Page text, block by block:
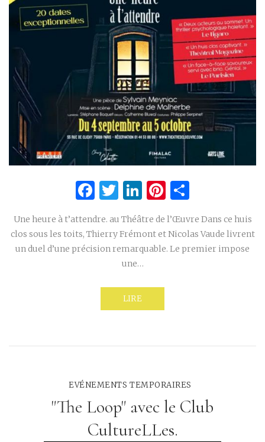
Facebook
Twitter
LinkedIn
Pinterest
Une heure à t’attendre. au Théâtre de l’Œuvre Dans ce huis
clos sous les toits, Thierry Frémont et Nicolas Vaude livrent
un duel d’une précision remarquable. Le premier impose
une…
LIRE
EVÉNEMENTS TEMPORAIRES
"The Loop" avec le Club
CultureLLes.